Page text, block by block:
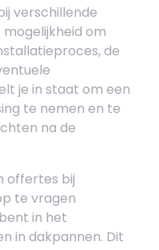
verschillende
om
de
je in staat om een
te nemen en te
na de
offertes bij
te vragen
in het
in dakpannen. Dit